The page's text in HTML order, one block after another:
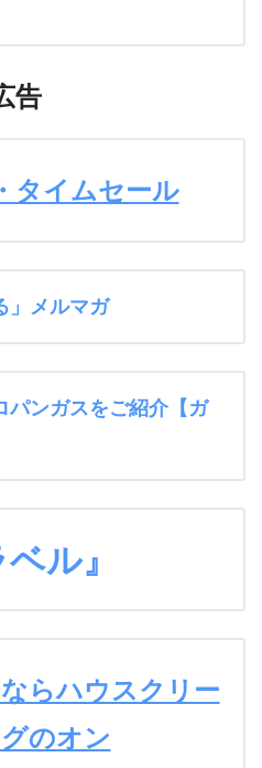
告
タイムセール
」メルマガ
パンガスをご紹介【ガ
ル』
らハウスクリー
のオン